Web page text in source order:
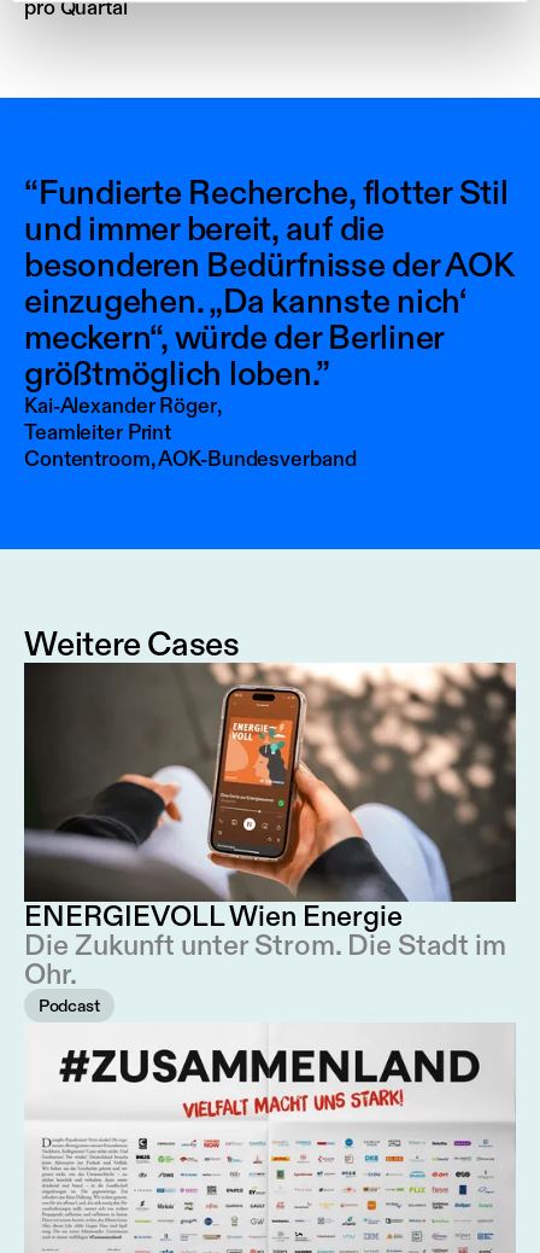
pro Quartal
“Fundierte Recherche, flotter Stil
und immer bereit, auf die
besonderen Bedürfnisse der AOK
einzugehen. „Da kannste nich‘
meckern“, würde der Berliner
größtmöglich loben.”
Kai-Alexander Röger,
Teamleiter Print
Contentroom, AOK-Bundesverband
Weitere Cases
ENERGIEVOLL Wien Energie
Die Zukunft unter Strom. Die Stadt im
Ohr.
Podcast